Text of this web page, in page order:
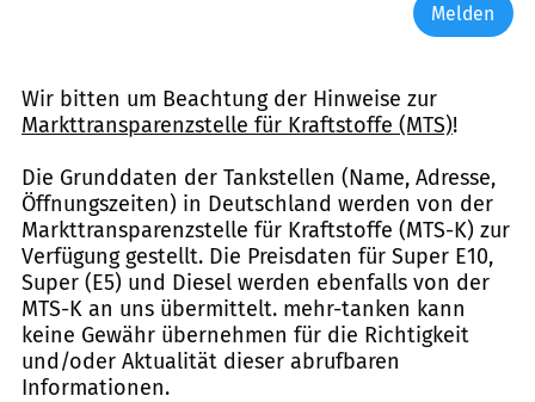
Melden
Wir bitten um Beachtung der Hinweise zur
Markttransparenzstelle für Kraftstoffe (MTS)!
Die Grunddaten der Tankstellen (Name, Adresse,
Öffnungszeiten) in Deutschland werden von der
Markttransparenzstelle für Kraftstoffe (MTS-K) zur
Verfügung gestellt. Die Preisdaten für Super E10,
Super (E5) und Diesel werden ebenfalls von der
MTS-K an uns übermittelt. mehr-tanken kann
keine Gewähr übernehmen für die Richtigkeit
und/oder Aktualität dieser abrufbaren
Informationen.